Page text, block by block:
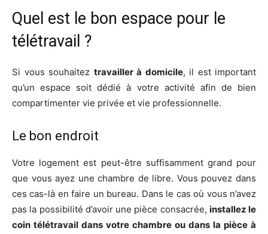
Quel est le bon espace pour le
télétravail ?
Si vous souhaitez travailler à domicile, il est important
qu’un espace soit dédié à votre activité afin de bien
compartimenter vie privée et vie professionnelle.
Le bon endroit
Votre logement est peut-être suffisamment grand pour
que vous ayez une chambre de libre. Vous pouvez dans
ces cas-là en faire un bureau. Dans le cas où vous n’avez
pas la possibilité d’avoir une pièce consacrée, installez le
coin télétravail dans votre chambre ou dans la pièce à